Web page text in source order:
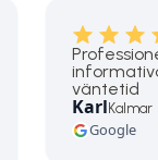
väntetid
Karl Kalmar
Google